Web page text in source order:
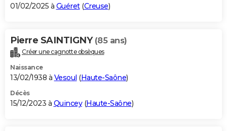
S'inscrire
Se connecter
Lycées
Collèges
Primaires
Universités
Entreprises
Service militaire
Avis de recherche
AVIS DE DÉCÈS
Bricolage
Lifestyle
Culture
Sport
Auto
Television
Voyage
Cinema
01/02/2025 à Guéret(Creuse)
Pierre SAINTIGNY (85 ans)
Créer une cagnotte obsèques
Naissance
13/02/1938 à Vesoul (Haute-Saône)
Décès
15/12/2023 à Quincey(Haute-Saône)